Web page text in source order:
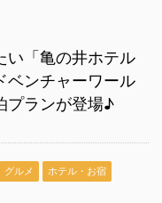
い「亀の井ホテル
ベンチャーワール
プランが登場♪
グルメ
ホテル・お宿